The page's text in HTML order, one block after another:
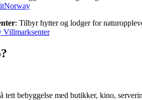
: Tilbyr hytter og lodger for
Villmarksenter
tett bebyggelse med butikker, kino,